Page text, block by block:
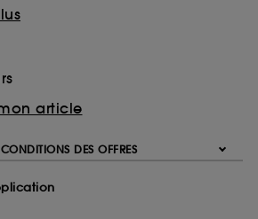
article
DES OFFRES